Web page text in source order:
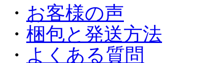
・ お客様の声
・ 梱包と発送方法
・ よくある質問